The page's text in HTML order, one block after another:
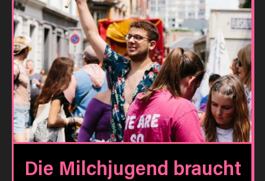
Die Milchjugend braucht